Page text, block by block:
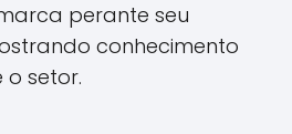
perante seu
conhecimento
setor.